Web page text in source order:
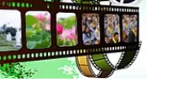
lại
lần